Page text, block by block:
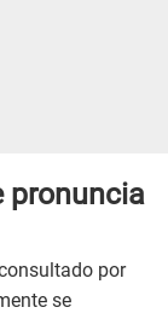
pronuncia
por
se